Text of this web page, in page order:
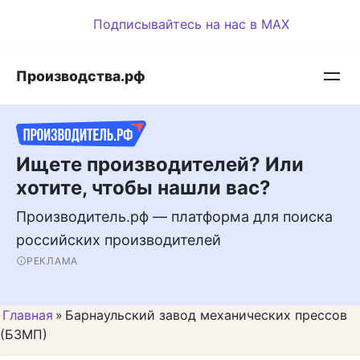
Подписывайтесь на нас в MAX
Производства.рф
Ищете производителей? Или
хотите, чтобы нашли вас?
Производитель.рф — платформа для поиска
российских производителей
РЕКЛАМА
Главная » Барнаульский завод механических прессов
(БЗМП)